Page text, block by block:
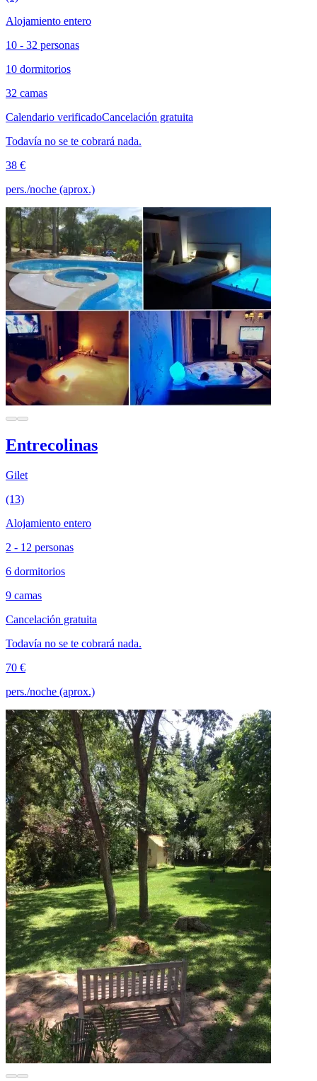
Alojamiento entero
10 - 32 personas
10 dormitorios
32 camas
Calendario verificadoCancelación gratuita
Todavía no se te cobrará nada.
38 €
pers./noche (aprox.)
Entrecolinas
Gilet
(13)
Alojamiento entero
2 - 12 personas
6 dormitorios
9 camas
Cancelación gratuita
Todavía no se te cobrará nada.
70 €
pers./noche (aprox.)